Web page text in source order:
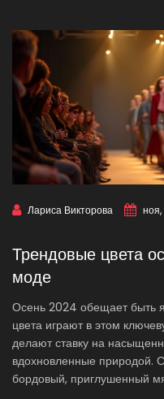
Лариса Викторова ноя,
Трендовые цвета
моде
Осень 2024 обещает быть
цвета играют в этом
делают ставку на
вдохновленные природой.
бордовый, приглушенный